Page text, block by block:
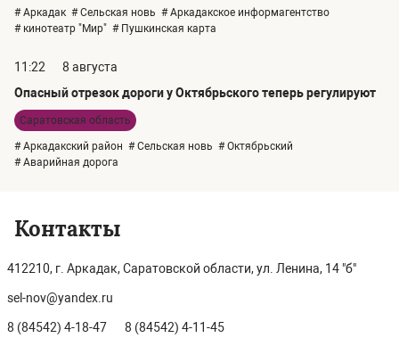
# Аркадак # Сельская новь # Аркадакское информагентство
# кинотеатр "Мир" # Пушкинская карта
11:22
8 августа
Опасный отрезок дороги у Октябрьского теперь регулируют
Саратовская область
# Аркадакский район # Сельская новь # Октябрьский
# Аварийная дорога
Контакты
412210, г. Аркадак, Саратовской области, ул. Ленина, 14 "б"
sel-nov@yandex.ru
8 (84542) 4-18-47 8 (84542) 4-11-45